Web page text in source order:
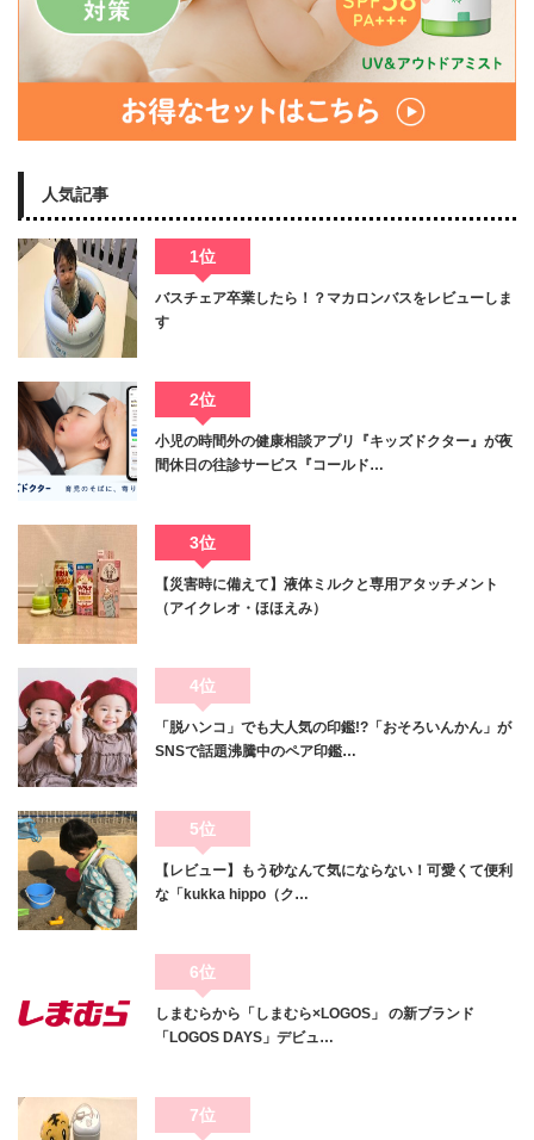
人気記事
1位
バスチェア卒業したら！？マカロンバスをレビューしま
す
2位
小児の時間外の健康相談アプリ『キッズドクター』が夜
間休日の往診サービス『コールド…
3位
【災害時に備えて】液体ミルクと専用アタッチメント
（アイクレオ・ほほえみ）
4位
「脱ハンコ」でも大人気の印鑑!?「おそろいんかん」が
SNSで話題沸騰中のペア印鑑…
5位
【レビュー】もう砂なんて気にならない！可愛くて便利
な「kukka hippo（ク…
6位
しまむらから「しまむら×LOGOS」 の新ブランド
「LOGOS DAYS」デビュ…
7位